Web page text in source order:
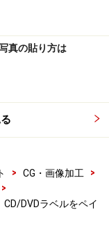
真の貼り方は
> CG・画像加工
>
>
DVDラベルをペイ